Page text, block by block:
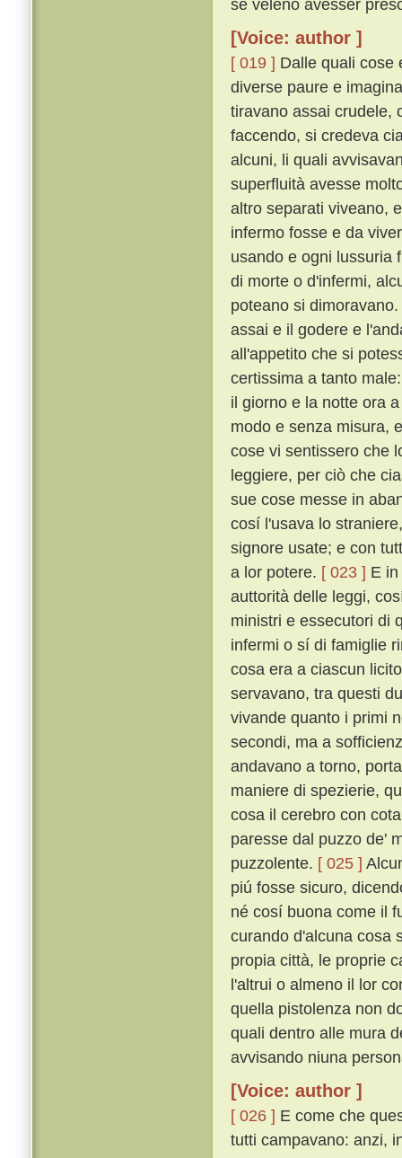
se veleno avesser
[Voice: author ]
[ 019 ] Dalle quali cose
diverse paure e
tiravano assai crudele,
faccendo, si credeva
alcuni, li quali
superfluità avesse
altro separati viveano,
infermo fosse e da
usando e ogni lussuria
di morte o d'infermi,
poteano si dimoravano.
assai e il godere e
all'appetito che si
certissima a tanto
il giorno e la notte ora
modo e senza misura,
cose vi sentissero che
leggiere, per ciò che
sue cose messe in
cosí l'usava lo
signore usate; e con
a lor potere. [ 023 ] E
auttorità delle leggi,
ministri e essecutori di
infermi o sí di famiglie
cosa era a ciascun
servavano, tra questi
vivande quanto i primi
secondi, ma a
andavano a torno,
maniere di spezierie,
cosa il cerebro con
paresse dal puzzo de'
puzzolente. [ 025 ]
piú fosse sicuro,
né cosí buona come il
curando d'alcuna cosa
propia città, le proprie
l'altrui o almeno il lor
quella pistolenza non
quali dentro alle mura
avvisando niuna
[Voice: author ]
[ 026 ] E come che
tutti campavano: anzi,